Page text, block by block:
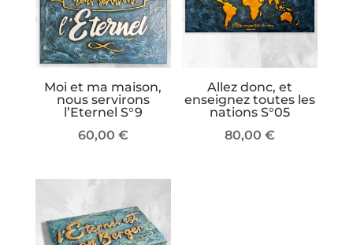
Moi et ma maison,
nous servirons
l’Eternel S°9
60,00 €
Allez donc, et
enseignez toutes les
nations S°05
80,00€